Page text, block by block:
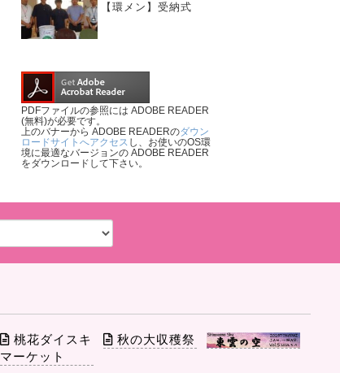
【環メン】受納式
PDFファイルの参照には ADOBE READER
(無料)が必要です。
上のバナーから ADOBE READERのダウン
ロードサイトへアクセス し、お使いのOS環
境に最適なバージョンの ADOBE READER
をダウンロードして下さい。
桃花ダイスキ
マーケット
秋の大収穫祭